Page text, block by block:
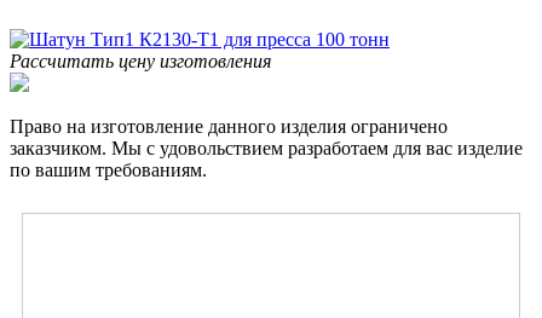
Рассчитать цену изготовления
Право на изготовление данного изделия ограничено
заказчиком. Мы с удовольствием разработаем для вас изделие
по вашим требованиям.